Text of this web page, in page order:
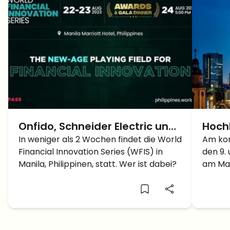
Onfido, Schneider Electric und
SAS führen das
Ausstelleraufgebot auf der
WFIS auf den Philippinen an
In weniger als 2 Wochen findet die World
Financial Innovation Series (WFIS) in
Manila, Philippinen, statt. Wer ist dabei?
2020
Am
den 9.
am